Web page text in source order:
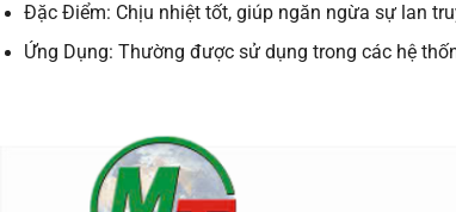
Đặc Điểm: Chịu nhiệt tốt, giúp ngăn ngừa sự lan
Ứng Dụng: Thường được sử dụng trong các hệ